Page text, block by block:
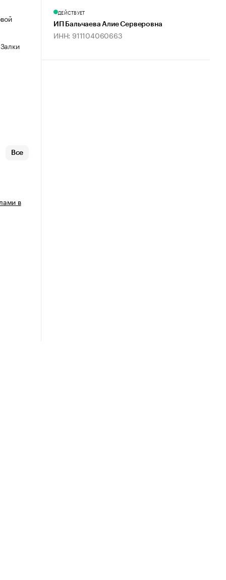
Все
в
ДЕЙСТВУЕТ
ИП Бальчаева Алие Серверовна
ИНН: 911104060663